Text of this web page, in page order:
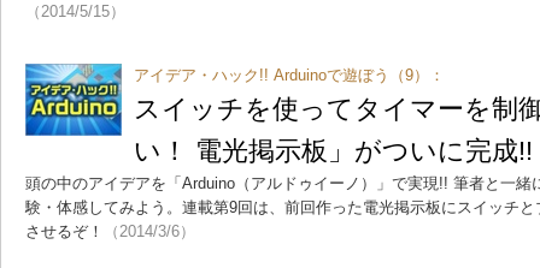
（2014/5/15）
アイデア・ハック!! Arduinoで遊ぼう（9）：
スイッチを使ってタイマーを
い！ 電光掲示板」がついに完成!!
頭の中のアイデアを「Arduino（アルドゥイーノ）」で実現!! 筆者と一緒
験・体感してみよう。連載第9回は、前回作った電光掲示板にスイッチ
させるぞ！
（2014/3/6）